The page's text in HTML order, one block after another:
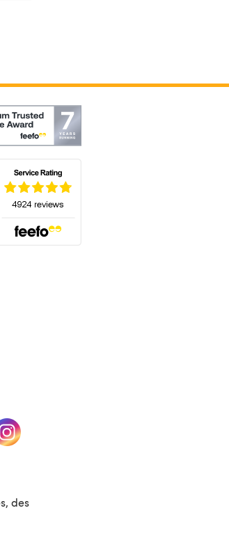
(s'ouvre dans un nouvel onglet)
des